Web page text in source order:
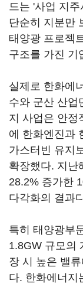
드는 '사업 지
단순히 지분만
태양광 프로젝
구조를 가진 기
실제로 한화에
수와 군산 산업
지 사업은 안정
에 한화엔진과
가스터빈 유지
확장했다. 지난
28.2% 증가한
다각화의 결과
특히 태양광부
1.8GW 규모의
장 시 높은 밸
다. 한화에너지